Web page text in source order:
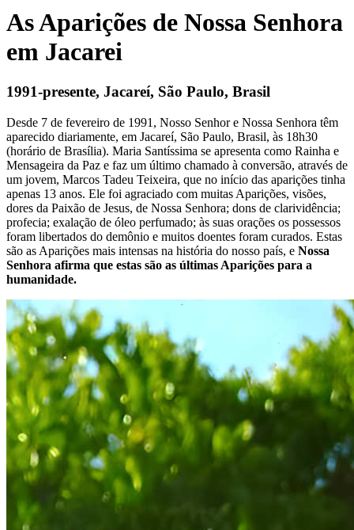
As Aparições de Nossa Senhora
em Jacarei
1991-presente, Jacareí, São Paulo, Brasil
Desde 7 de fevereiro de 1991, Nosso Senhor e Nossa Senhora têm
aparecido diariamente, em Jacareí, São Paulo, Brasil, às 18h30
(horário de Brasília). Maria Santíssima se apresenta como Rainha e
Mensageira da Paz e faz um último chamado à conversão, através de
um jovem, Marcos Tadeu Teixeira, que no início das aparições tinha
apenas 13 anos. Ele foi agraciado com muitas Aparições, visões,
dores da Paixão de Jesus, de Nossa Senhora; dons de clarividência;
profecia; exalação de óleo perfumado; às suas orações os possessos
foram libertados do demônio e muitos doentes foram curados. Estas
são as Aparições mais intensas na história do nosso país, e Nossa
Senhora afirma que estas são as últimas Aparições para a
humanidade.